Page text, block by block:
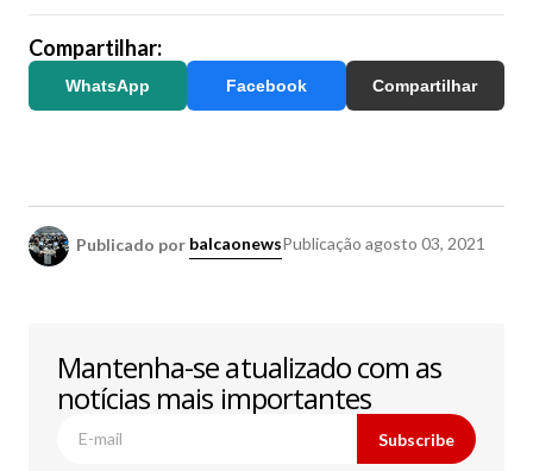
Compartilhar:
WhatsApp Facebook Compartilhar
Publicado por balcaonewsPublicação agosto 03, 2021
Mantenha-se atualizado com as
notícias mais importantes
Subscribe